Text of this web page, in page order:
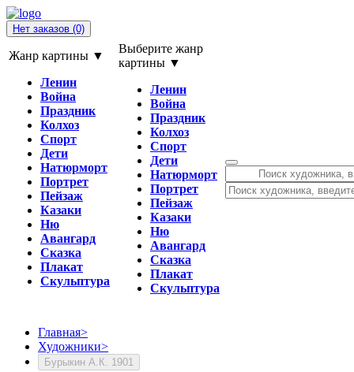
Нет заказов (0)
Жанр картины ▼
Ленин
Война
Праздник
Колхоз
Спорт
Дети
Натюрморт
Портрет
Пейзаж
Казаки
Ню
Авангард
Сказка
Плакат
Скульптура
Выберите жанр
картины ▼
Ленин
Война
Праздник
Колхоз
Спорт
Дети
Натюрморт
Портрет
Пейзаж
Казаки
Ню
Авангард
Сказка
Плакат
Скульптура
Главная>
Художники>
Бурыкин А.К. 1901